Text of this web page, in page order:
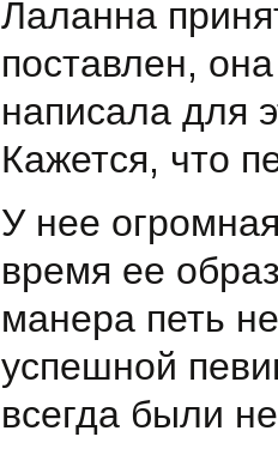
Лаланна
поставлен,
написала для
Кажется, что
У нее
время ее
манера петь
успешной
всегда были